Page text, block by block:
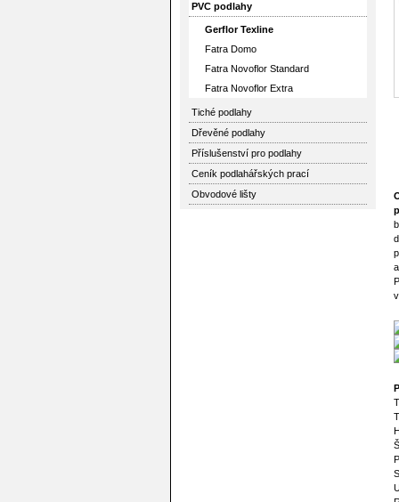
PVC podlahy
Gerflor Texline
Fatra Domo
Fatra Novoflor Standard
Fatra Novoflor Extra
Tiché podlahy
Dřevěné podlahy
Příslušenství pro podlahy
Ceník podlahářských prací
Obvodové lišty